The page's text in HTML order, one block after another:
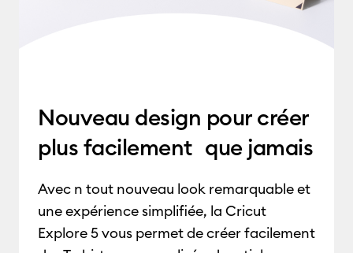
Nouveau design pour créer
plus facilement que jamais
Avec n tout nouveau look remarquable et
une expérience simplifiée, la Cricut
Explore 5 vous permet de créer facilement